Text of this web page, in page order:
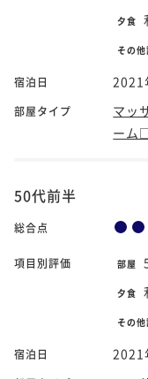
夕食
その
宿泊日 2021
部屋タイプ
マッ
ーム
50代前半
総合点
項目別評価 部屋
夕食
その
宿泊日 2021